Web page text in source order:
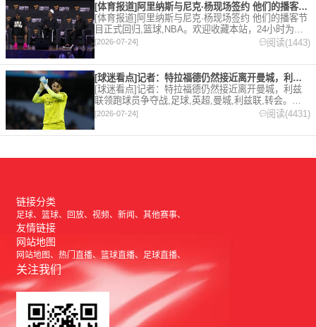
[体育报道]阿里纳斯与尼克·杨现场签约 他们的播客节目正式回
[体育报道]阿里纳斯与尼克·杨现场签约 他们的播客节
目正式回归,篮球,NBA。欢迎收藏本站，24小时为你
更新最新的足球，篮球体育资讯。
[2026-07-24] 阅读(1443)
[球迷看点]记者：特拉福德仍然接近离开曼城，利兹联领跑球员争
[球迷看点]记者：特拉福德仍然接近离开曼城，利兹
联领跑球员争夺战,足球,英超,曼城,利兹联,转会。欢
迎收藏本站，24小时为你更新最新的足球，篮球体育
资讯。
[2026-07-24] 阅读(4431)
链接分类
足球 篮球 回放 视频 新闻 其他赛事
友情链接
网站地图
网站地图 热门直播 篮球直播 足球直播
关注我们